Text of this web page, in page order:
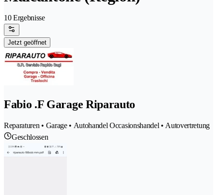
10 Ergebnisse
Jetzt geöffnet
Fabio .F Garage Riparauto
Reparaturen • Garage • Autohandel Occasionshandel • Autovertretung
Geschlossen